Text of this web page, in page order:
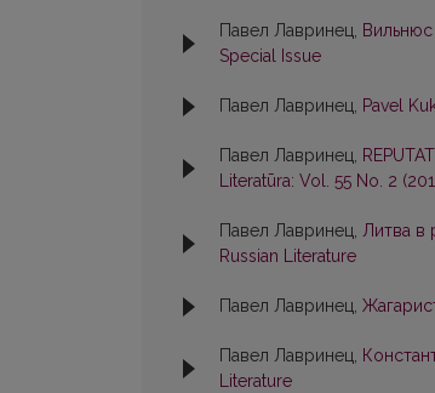
Павел Лавринец,
Special Issue
Павел Лавринец, Pavel
Павел Лавринец,
Literatūra: Vol. 55 No. 2
Павел Лавринец, Литва в
Russian Literature
Павел Лавринец,
Павел Лавринец,
Literature